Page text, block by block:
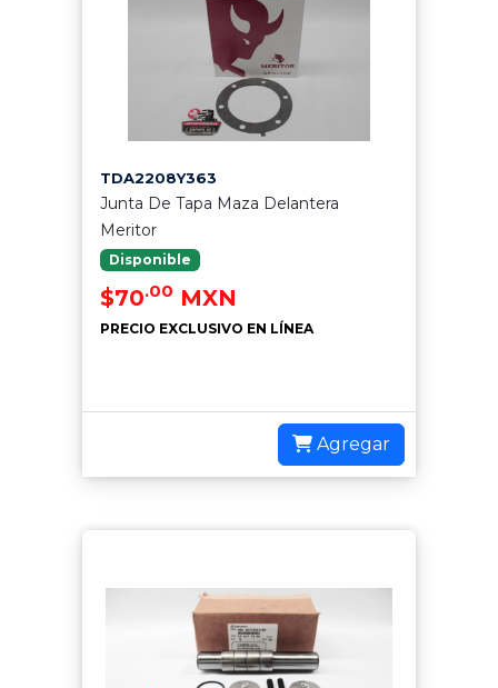
TDA2208Y363
Junta De Tapa Maza Delantera
Meritor
Disponible
$70.00 MXN
PRECIO EXCLUSIVO EN LÍNEA
Agregar